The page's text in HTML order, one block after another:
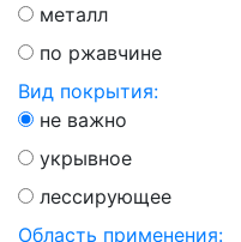
металл
по ржавчине
Вид покрытия:
не важно
укрывное
лессирующее
Область применения: